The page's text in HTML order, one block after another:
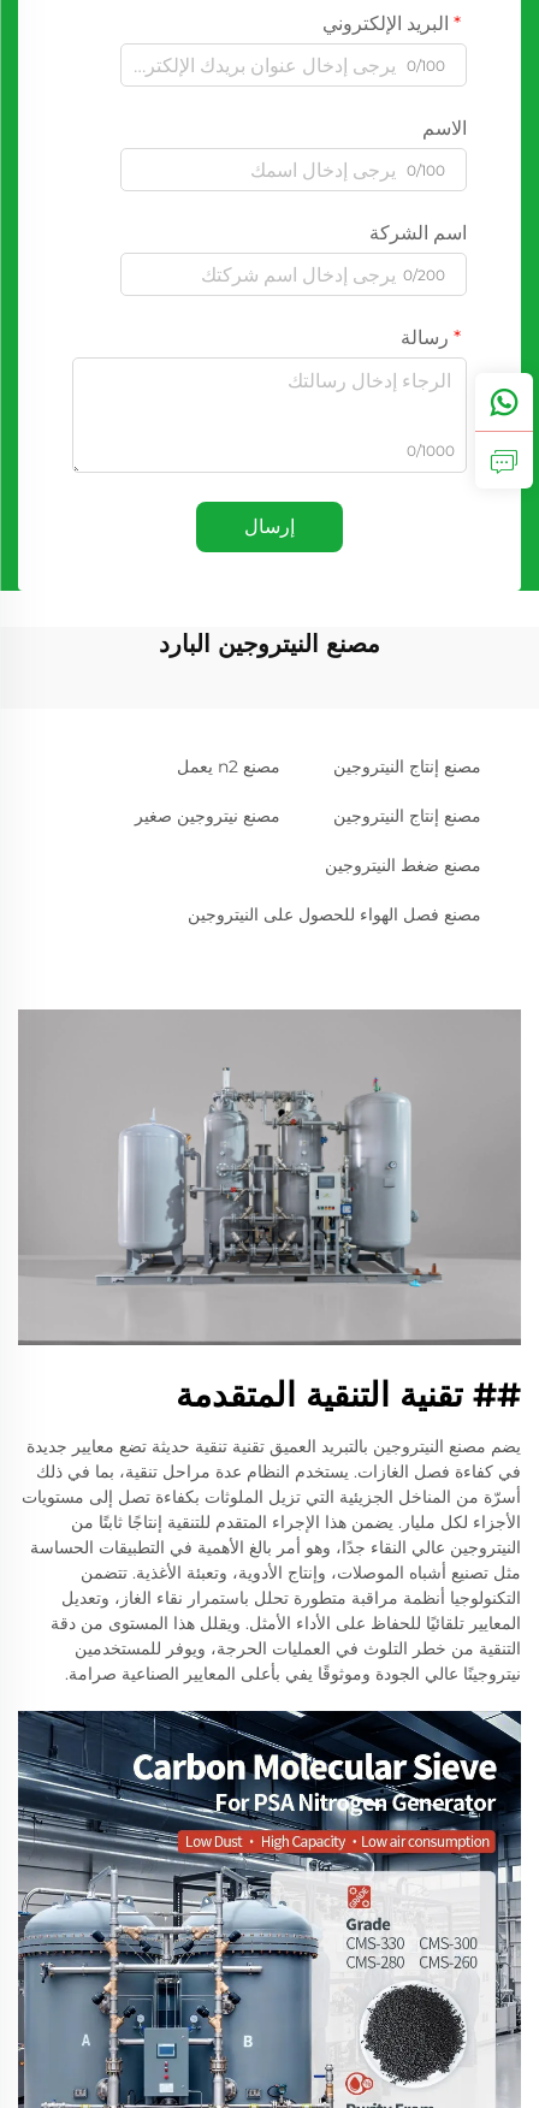
البريد الإلكتروني
0/100
الاسم
0/100
اسم الشركة
0/200
رسالة
0/1000
إرسال
مصنع النيتروجين البارد
مصنع إنتاج النيتروجين مصنع n2 يعمل
مصنع إنتاج النيتروجين مصنع نيتروجين صغير
مصنع ضغط النيتروجين
مصنع فصل الهواء للحصول على النيتروجين
## تقنية التنقية المتقدمة
يضم مصنع النيتروجين بالتبريد العميق تقنية تنقية حديثة تضع معايير جديدة
في كفاءة فصل الغازات. يستخدم النظام عدة مراحل تنقية، بما في ذلك
أسرّة من المناخل الجزيئية التي تزيل الملوثات بكفاءة تصل إلى مستويات
الأجزاء لكل مليار. يضمن هذا الإجراء المتقدم للتنقية إنتاجًا ثابتًا من
النيتروجين عالي النقاء جدًا، وهو أمر بالغ الأهمية في التطبيقات الحساسة
مثل تصنيع أشباه الموصلات، وإنتاج الأدوية، وتعبئة الأغذية. تتضمن
التكنولوجيا أنظمة مراقبة متطورة تحلل باستمرار نقاء الغاز، وتعديل
المعايير تلقائيًا للحفاظ على الأداء الأمثل. ويقلل هذا المستوى من دقة
التنقية من خطر التلوث في العمليات الحرجة، ويوفر للمستخدمين
نيتروجينًا عالي الجودة وموثوقًا يفي بأعلى المعايير الصناعية صرامة.